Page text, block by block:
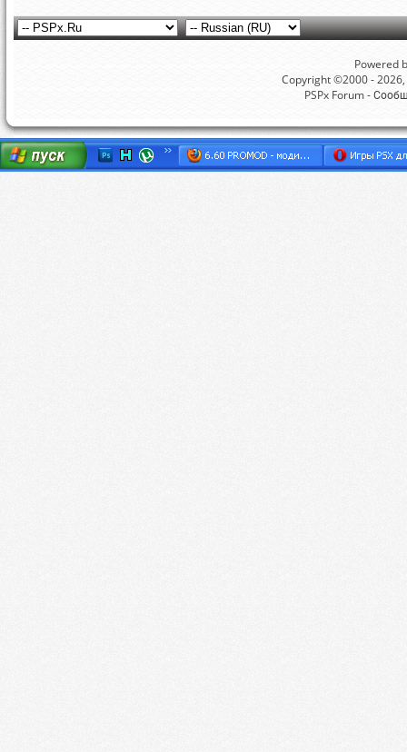
Powered
Copyright ©2000 -
PSPx Forum -